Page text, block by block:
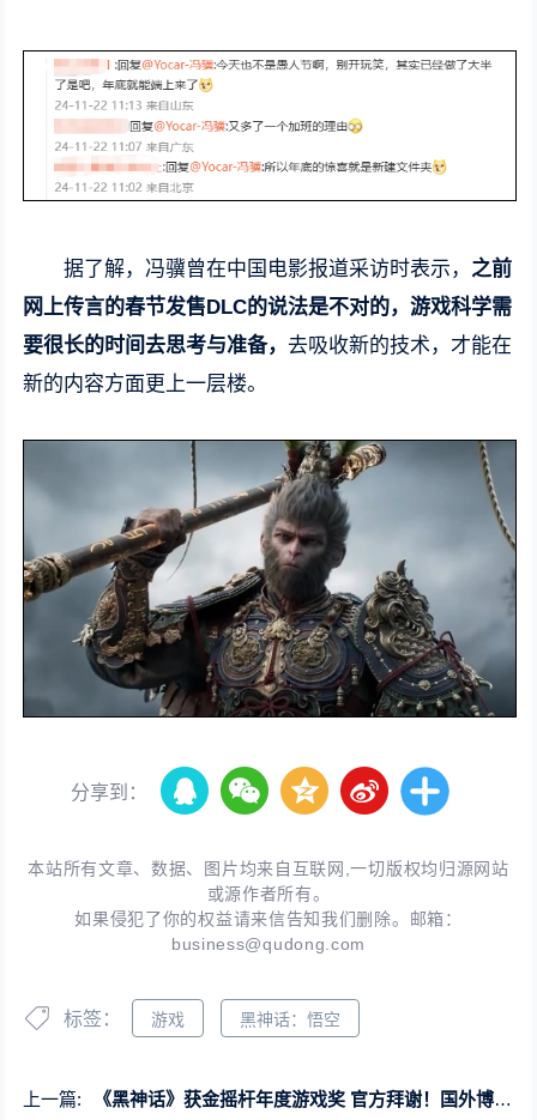
据了解，冯骥曾在中国电影报道采访时表示， 之前
网上传言的春节发售DLC的说法是不对的，游戏科学需
要很长的时间去思考与准备，去吸收新的技术，才能在
新的内容方面更上一层楼。
分享到：
本站所有文章、数据、图片均来自互联网,一切版权均归源网站
或源作者所有。
如果侵犯了你的权益请来信告知我们删除。邮箱：
business@qudong.com
标签： 游戏 黑神话：悟空
上一篇:
《黑神话》获金摇杆年度游戏奖 官方拜谢！国外博主吐槽：未真正风靡全球